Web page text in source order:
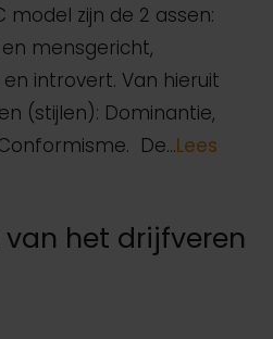
model zijn de 2 assen:
mensgericht,
introvert. Van hieruit
(stijlen): Dominantie,
De…Lees
het drijfveren